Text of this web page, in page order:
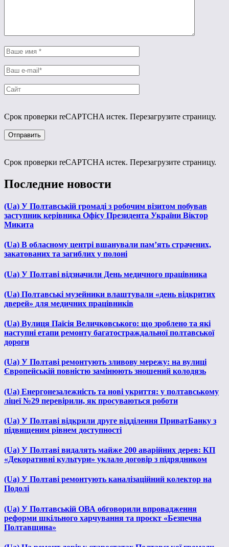
Срок проверки reCAPTCHA истек. Перезагрузите страницу.
Срок проверки reCAPTCHA истек. Перезагрузите страницу.
Последние новости
(Ua) У Полтавській громаді з робочим візитом побував
заступник керівника Офісу Президента України Віктор
Микита
(Ua) В обласному центрі вшанували пам’ять страчених,
закатованих та загиблих у полоні
(Ua) У Полтаві відзначили День медичного працівника
(Ua) Полтавські музейники влаштували «день відкритих
дверей» для медичних працівників
(Ua) Вулиця Паїсія Величковського: що зроблено та які
наступні етапи ремонту багатостраждальної полтавської
дороги
(Ua) У Полтаві ремонтують зливову мережу: на вулиці
Європейській повністю замінюють зношений колодязь
(Ua) Енергонезалежність та нові укриття: у полтавському
ліцеї №29 перевірили, як просуваються роботи
(Ua) У Полтаві відкрили друге відділення ПриватБанку з
підвищеним рівнем доступності
(Ua) У Полтаві видалять майже 200 аварійних дерев: КП
«Декоративні культури» уклало договір з підрядником
(Ua) У Полтаві ремонтують каналізаційний колектор на
Подолі
(Ua) У Полтавській ОВА обговорили впровадження
реформи шкільного харчування та проєкт «Безпечна
Полтавщина»